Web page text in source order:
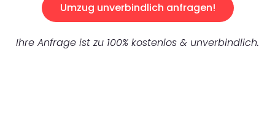
Umzug unverbindlich anfragen!
Ihre Anfrage ist zu 100% kostenlos & unverbindlich.